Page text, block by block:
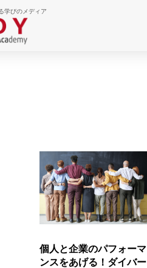
学びのメディア
個人と企業のパフォーマ
ンスをあげる！ダイバー